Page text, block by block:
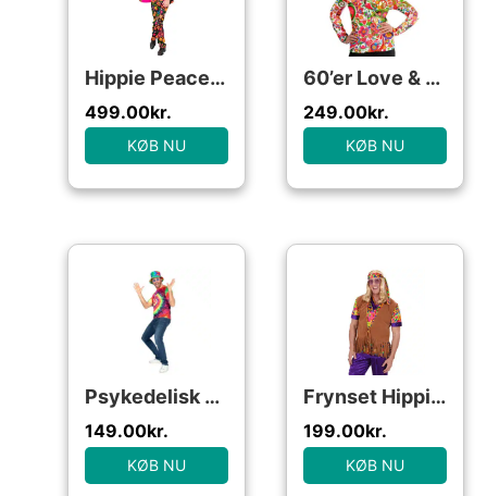
Hippie Peace Jakkesæt
499.00kr.
KØB NU
60’er Love & Peace Skjorte
249.00kr.
KØB NU
Psykedelisk Tie Dye Bluse
149.00kr.
KØB NU
Frynset Hippie Kostume
199.00kr.
KØB NU